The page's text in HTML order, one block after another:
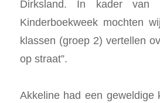
Dirksland. In kader van
Kinderboekweek mochten
klassen (groep 2) vertellen
op straat”.
Akkeline had een geweldige